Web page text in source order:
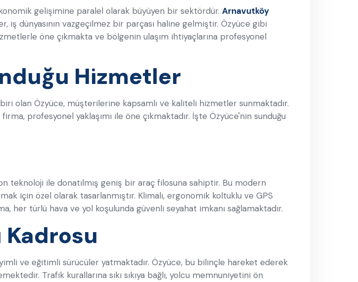
gelişimine paralel olarak büyüyen bir sektördür. Arnavutköy
iş dünyasının vazgeçilmez bir parçası haline gelmiştir. Özyüce gibi
öne çıkmakta ve bölgenin ulaşım ihtiyaçlarına profesyonel
Hizmetler
olan Özyüce, müşterilerine kapsamlı ve kaliteli hizmetler sunmaktadır.
profesyonel yaklaşımı ile öne çıkmaktadır. İşte Özyüce'nin sunduğu
teknoloji ile donatılmış geniş bir araç filosuna sahiptir. Bu modern
için özel olarak tasarlanmıştır. Klimalı, ergonomik koltuklu ve GPS
her türlü hava ve yol koşulunda güvenli seyahat imkanı sağlamaktadır.
ve eğitimli sürücüler yatmaktadır. Özyüce, bu bilinçle hareket ederek
Trafik kurallarına sıkı sıkıya bağlı, yolcu memnuniyetini ön